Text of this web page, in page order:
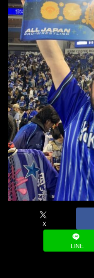
X
LINE